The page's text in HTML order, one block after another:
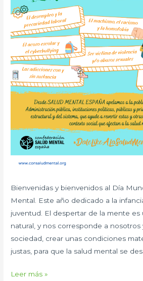
Bienvenidas y bienvenidos al Día
Mental. Este año dedicado a la
juventud. El despertar de la mente es
natural, y nos corresponde a nosotros
sociedad, crear unas condiciones
justas, para que la salud mental se
Menta
Leer más »